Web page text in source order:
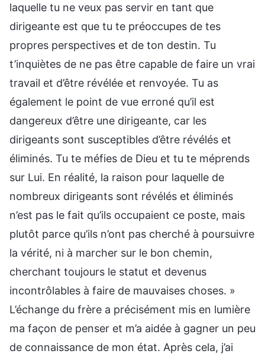
laquelle tu ne veux pas servir en tant que
dirigeante est que tu te préoccupes de tes
propres perspectives et de ton destin. Tu
t’inquiètes de ne pas être capable de faire un vrai
travail et d’être révélée et renvoyée. Tu as
également le point de vue erroné qu’il est
dangereux d’être une dirigeante, car les
dirigeants sont susceptibles d’être révélés et
éliminés. Tu te méfies de Dieu et tu te méprends
sur Lui. En réalité, la raison pour laquelle de
nombreux dirigeants sont révélés et éliminés
n’est pas le fait qu’ils occupaient ce poste, mais
plutôt parce qu’ils n’ont pas cherché à poursuivre
la vérité, ni à marcher sur le bon chemin,
cherchant toujours le statut et devenus
incontrôlables à faire de mauvaises choses. »
L’échange du frère a précisément mis en lumière
ma façon de penser et m’a aidée à gagner un peu
de connaissance de mon état. Après cela, j’ai